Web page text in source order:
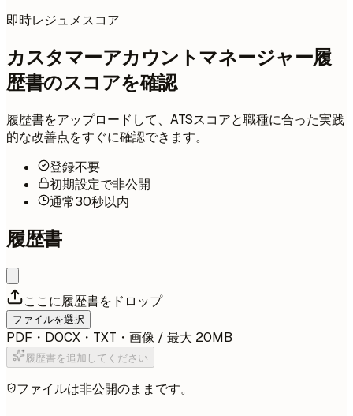
即時レジュメスコア
カスタマーアカウントマネージャー履
歴書のスコアを確認
履歴書をアップロードして、ATSスコアと職種に合った実践
的な改善点をすぐに確認できます。
登録不要
初期設定で非公開
通常30秒以内
履歴書
ここに履歴書をドロップ
ファイルを選択
PDF・DOCX・TXT・画像 / 最大 20MB
履歴書を追加してください
ファイルは非公開のままです。